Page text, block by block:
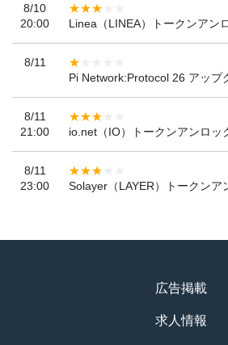
8/10
20:00
Linea（LINEA）トークンアン
8/11
Pi Network:Protocol 26 アップ
8/11
21:00
io.net（IO）トークンアンロッ
8/11
23:00
Solayer（LAYER）トークンア
広告掲載
求人情報